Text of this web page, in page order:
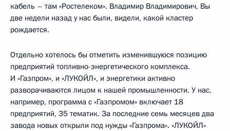
кабель – там «Ростелеком». Владимир Владимирович, Вы
две недели назад у нас были, видели, какой кластер
рождается.
Отдельно хотелось бы отметить изменившуюся позицию
предприятий топливно-энергетического комплекса.
И «Газпром», и «ЛУКОЙЛ», и энергетики активно
разворачиваются лицом к нашей промышленности. У нас,
например, программа с «Газпромом» включает 18
предприятий, 35 тематик. За последние семь месяцев два
завода новых открыли под нужды «Газпрома». «ЛУКОЙЛ»